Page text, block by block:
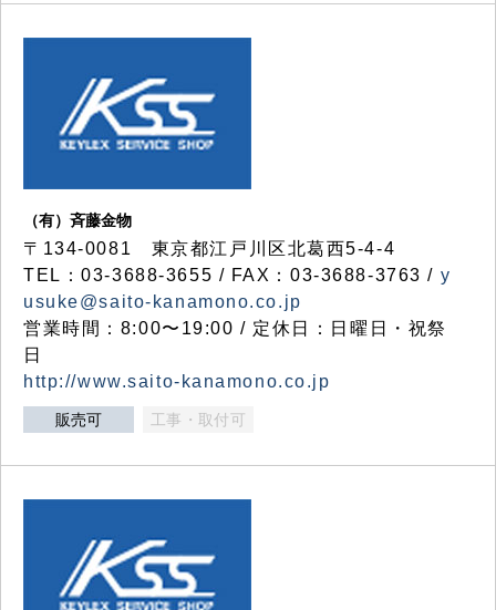
（有）斉藤金物
〒134-0081 東京都江戸川区北葛西5-4-4
TEL：03-3688-3655 / FAX：03-3688-3763 / y
usuke@saito-kanamono.co.jp
営業時間：8:00〜19:00 / 定休日：日曜日・祝祭
日
http://www.saito-kanamono.co.jp
販売可 工事・取付可